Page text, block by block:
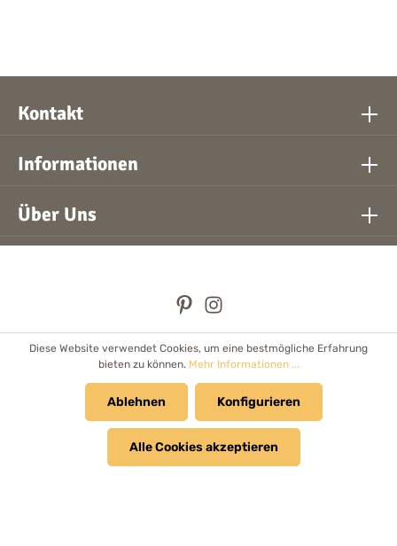
Kontakt
Informationen
Über Uns
* Alle Preise inkl. gesetzl. Mehrwertsteuer zzgl.Versandkosten
und ggf. Nachnahmegebühren, wenn nicht anders angegeben.
© 2026 Bolanz Verlag e.K. - Alle Rechte vorbehalten.
Händler Newsletter
Cookie Einstellungen
Kataloge & Prospekte
Diese Website verwendet Cookies, um eine bestmögliche Erfahrung
bieten zu können. Mehr Informationen ...
Ablehnen Konfigurieren
Alle Cookies akzeptieren